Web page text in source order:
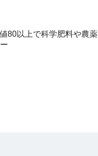
80以上で科学肥料や農薬